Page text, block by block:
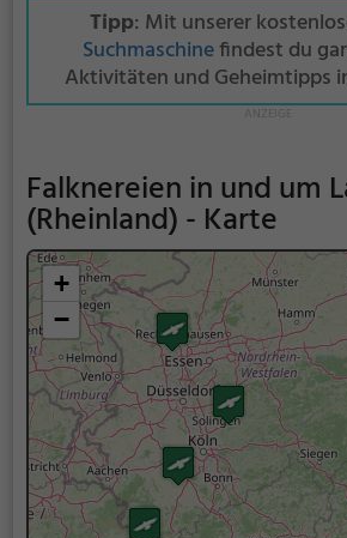
Tipp: Mit unserer
Suchmaschinefindest du
Aktivitäten und Geheimtipps
Falknereien in und um
(Rheinland) - Karte
+
−